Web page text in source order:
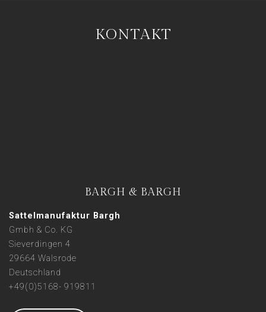
KONTAKT
BARGH & BARGH
Sattelmanufaktur Bargh
Gmbh & Co. KG
Sieverdingen 4
29664 Walsrode
Deutschland
+49(0)5168- 919811